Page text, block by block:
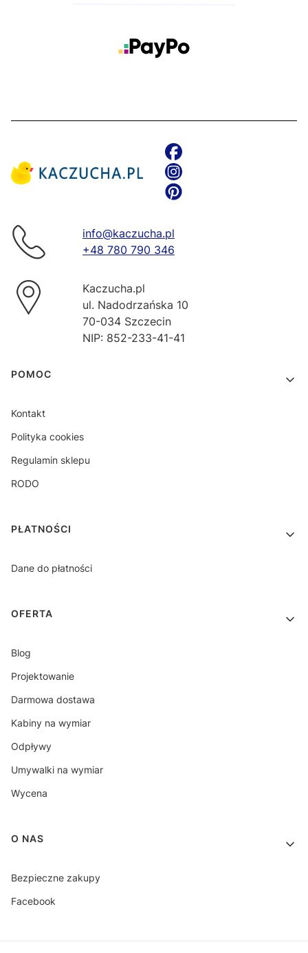
info@kaczucha.pl
+48 780 790 346
Kaczucha.pl
ul. Nadodrzańska 10
70-034 Szczecin
NIP: 852-233-41-41
Linki w stopce
POMOC
Kontakt
Polityka cookies
Regulamin sklepu
RODO
PŁATNOŚCI
Dane do płatności
OFERTA
Blog
Projektowanie
Darmowa dostawa
Kabiny na wymiar
Odpływy
Umywalki na wymiar
Wycena
O NAS
Bezpieczne zakupy
Facebook